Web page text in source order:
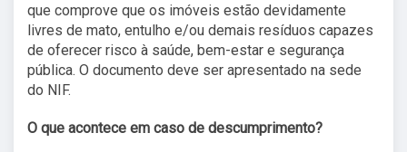
que comprove que os imóveis estão devidamente
livres de mato, entulho e/ou demais resíduos capazes
de oferecer risco à saúde, bem-estar e segurança
pública. O documento deve ser apresentado na sede
do NIF.
O que acontece em caso de descumprimento?